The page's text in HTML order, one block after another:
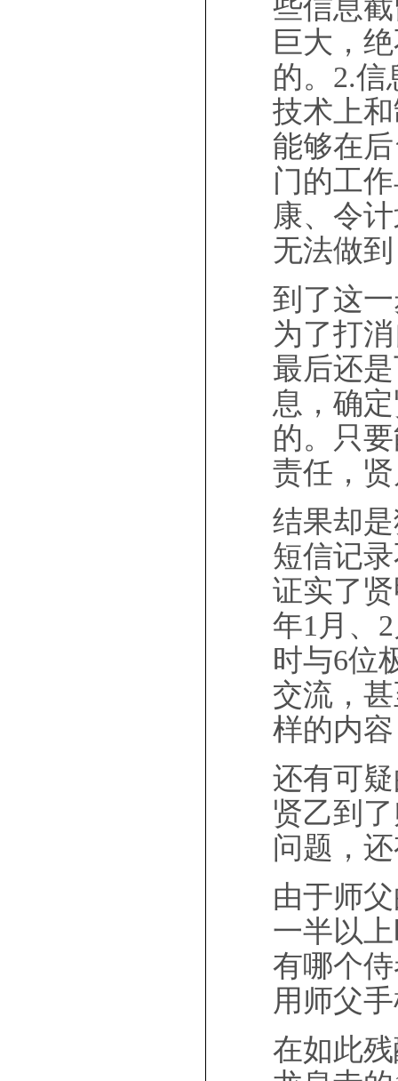
些信息
巨大，
的。2.
技术上
能够在
门的工
康、令
无法做
到了这
为了打
最后还
息，确
的。只
责任，
结果却
短信记
证实了
年1月、
时与6位
交流，
样的内
还有可
贤乙到
问题，
由于师
一半以
有哪个
用师父
在如此